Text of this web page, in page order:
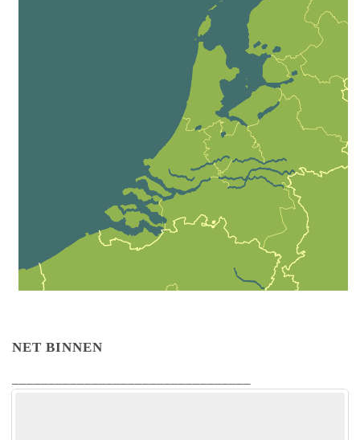
NET BINNEN